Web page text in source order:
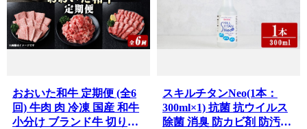
おおいた和牛 定期便 (全6
回) 牛肉 肉 冷凍 国産 和牛
小分け ブランド牛 切り落
スキルチタンNeo(1本：
300ml×1) 抗菌 抗ウイルス
除菌 消臭 防カビ剤 防汚剤